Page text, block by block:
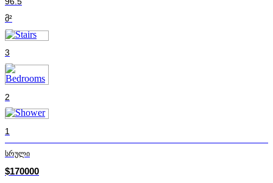
მ²
3
2
1
სრული
$170000